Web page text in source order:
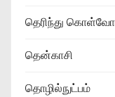
தெரிந்து
தென்காசி
தொழில்நுட்பம்